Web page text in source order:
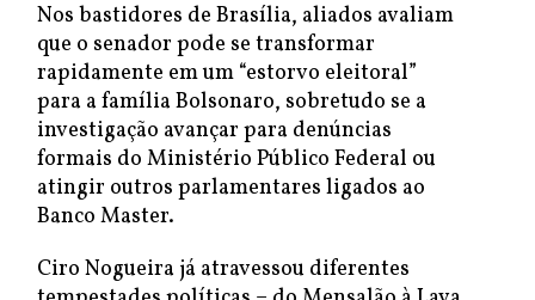
Nos bastidores de Brasília, aliados avaliam
que o senador pode se transformar
rapidamente em um “estorvo eleitoral”
para a família Bolsonaro, sobretudo se a
investigação avançar para denúncias
formais do Ministério Público Federal ou
atingir outros parlamentares ligados ao
Banco Master.
Ciro Nogueira já atravessou diferentes